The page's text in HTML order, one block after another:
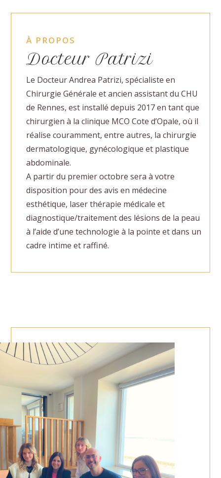
À PROPOS
Docteur Patrizi
Le Docteur Andrea Patrizi, spécialiste en
Chirurgie Générale et ancien assistant du CHU
de Rennes, est installé depuis 2017 en tant que
chirurgien à la clinique MCO Cote d’Opale, où il
réalise couramment, entre autres, la chirurgie
dermatologique, gynécologique et plastique
abdominale.
A partir du premier octobre sera à votre
disposition pour des avis en médecine
esthétique, laser thérapie médicale et
diagnostique/traitement des lésions de la peau
à l’aide d’une technologie à la pointe et dans un
cadre intime et raffiné.